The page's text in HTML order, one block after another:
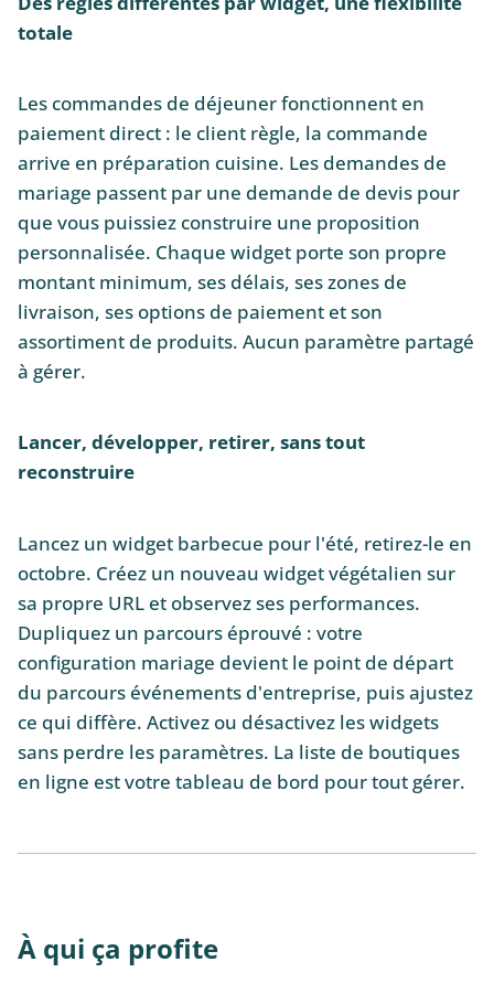
totale
Les commandes de déjeuner fonctionnent en
paiement direct : le client règle, la commande
arrive en préparation cuisine. Les demandes de
mariage passent par une demande de devis pour
que vous puissiez construire une proposition
personnalisée. Chaque widget porte son propre
montant minimum, ses délais, ses zones de
livraison, ses options de paiement et son
assortiment de produits. Aucun paramètre partagé
à gérer.
Lancer, développer, retirer, sans tout
reconstruire
Lancez un widget barbecue pour l'été, retirez-le en
octobre. Créez un nouveau widget végétalien sur
sa propre URL et observez ses performances.
Dupliquez un parcours éprouvé : votre
configuration mariage devient le point de départ
du parcours événements d'entreprise, puis ajustez
ce qui diffère. Activez ou désactivez les widgets
sans perdre les paramètres. La liste de boutiques
en ligne est votre tableau de bord pour tout gérer.
À qui ça profite